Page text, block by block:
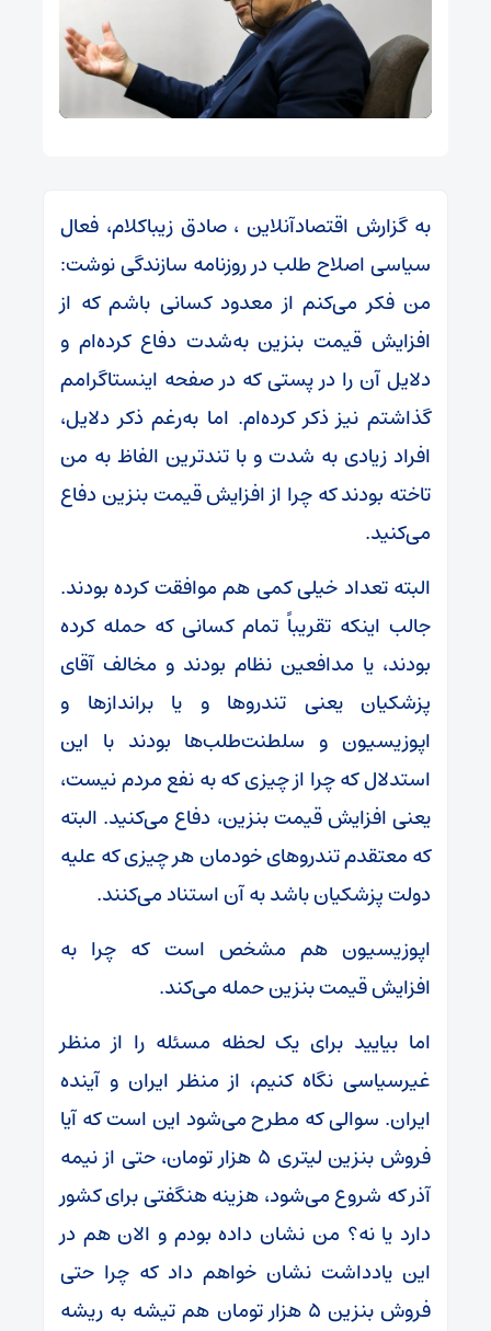
به گزارش اقتصادآنلاین ، صادق زیباکلام، فعال
سیاسی اصلاح طلب در روزنامه سازندگی نوشت:
من فکر می‌کنم از معدود کسانی باشم که از
افزایش قیمت بنزین به‌شدت دفاع کرده‌ام و
دلایل آن را در پستی که در صفحه اینستاگرامم
گذاشتم نیز ذکر کرده‌ام. اما به‌رغم ذکر دلایل،
افراد زیادی به شدت و با تندترین الفاظ به من
تاخته بودند که چرا از افزایش قیمت بنزین دفاع
می‌کنید.
البته تعداد خیلی کمی هم موافقت کرده بودند.
جالب اینکه تقریباً تمام کسانی که حمله کرده
بودند، یا مدافعین نظام بودند و مخالف آقای
پزشکیان یعنی تندرو‌ها و یا برانداز‌ها و
اپوزیسیون و سلطنت‌طلب‌ها بودند با این
استدلال که چرا از چیزی که به نفع مردم نیست،
یعنی افزایش قیمت بنزین، دفاع می‌کنید. البته
که معتقدم تندرو‌های خودمان هر چیزی که علیه
دولت پزشکیان باشد به آن استناد می‌کنند.
اپوزیسیون هم مشخص است که چرا به
افزایش قیمت بنزین حمله می‌کند.
اما بیایید برای یک لحظه مسئله را از منظر
غیرسیاسی نگاه کنیم، از منظر ایران و آینده
ایران. سوالی که مطرح می‌شود این است که آیا
فروش بنزین لیتری ۵ هزار تومان، حتی از نیمه
آذر که شروع می‌شود، هزینه هنگفتی برای کشور
دارد یا نه؟ من نشان داده بودم و الان هم در
این یادداشت نشان خواهم داد که چرا حتی
فروش بنزین ۵ هزار تومان هم تیشه به ریشه